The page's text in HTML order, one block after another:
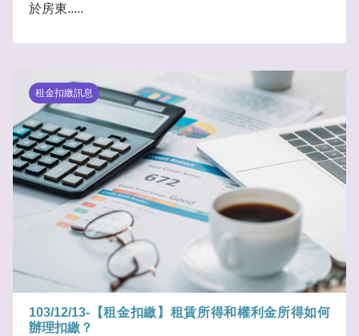
於房東.....
租金扣繳訊息
103/12/13-【租金扣繳】租賃所得和權利金所得如何
辦理扣繳？